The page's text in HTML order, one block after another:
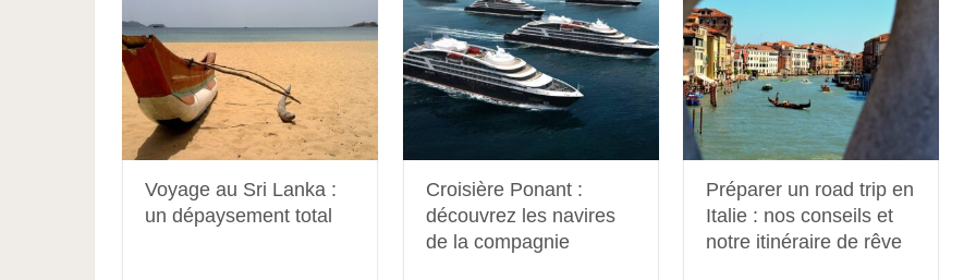
Voyage au Sri Lanka :
un dépaysement total
Croisière Ponant :
découvrez les navires
de la compagnie
Préparer un road trip en
Italie : nos conseils et
notre itinéraire de rêve